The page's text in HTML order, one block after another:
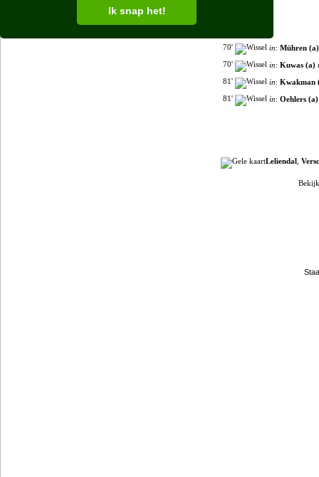
Ik snap het!
70' in: Mühren (a)
70' in: Kuwas (a)
81' in: Kwakman
81' in: Oehlers (a)
Leliendal